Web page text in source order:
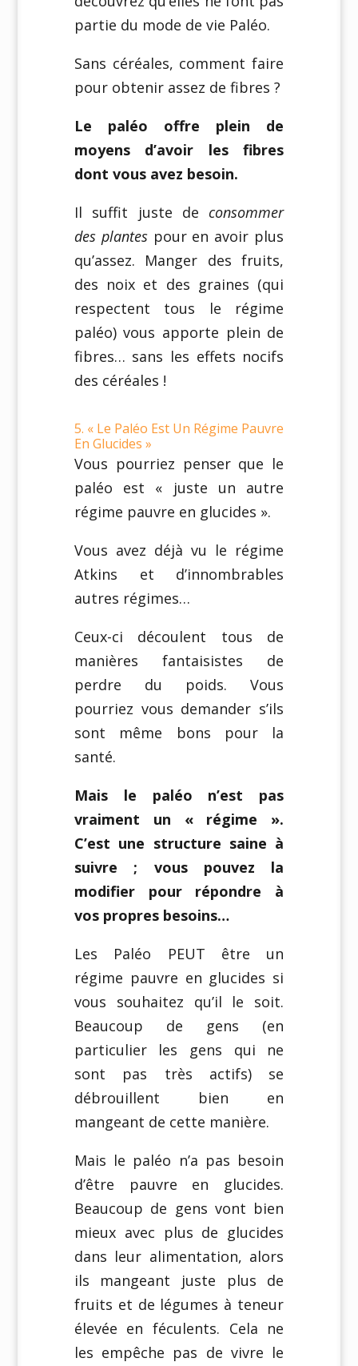
partie du mode de vie Paléo.
Sans céréales, comment faire
pour obtenir assez de fibres ?
Le paléo offre plein de
moyens d’avoir les fibres
dont vous avez besoin.
Il suffit juste de consommer
des plantespour en avoir plus
qu’assez. Manger des fruits,
des noix et des graines (qui
respectent tous le régime
paléo) vous apporte plein de
fibres… sans les effets nocifs
des céréales !
5. « Le Paléo Est Un Régime Pauvre
En Glucides »
Vous pourriez penser que le
paléo est « juste un autre
régime pauvre en glucides ».
Vous avez déjà vu le régime
Atkins et d’innombrables
autres régimes…
Ceux-ci découlent tous de
manières fantaisistes de
perdre du poids. Vous
pourriez vous demander s’ils
sont même bons pour la
santé.
Mais le paléo n’est pas
vraiment un « régime ».
C’est une structure saine à
suivre ; vous pouvez la
modifier pour répondre à
vos propres besoins…
Les Paléo PEUT être un
régime pauvre en glucides si
vous souhaitez qu’il le soit.
Beaucoup de gens (en
particulier les gens qui ne
sont pas très actifs) se
débrouillent bien en
mangeant de cette manière.
Mais le paléo n’a pas besoin
d’être pauvre en glucides.
Beaucoup de gens vont bien
mieux avec plus de glucides
dans leur alimentation, alors
ils mangeant juste plus de
fruits et de légumes à teneur
élevée en féculents. Cela ne
les empêche pas de vivre le